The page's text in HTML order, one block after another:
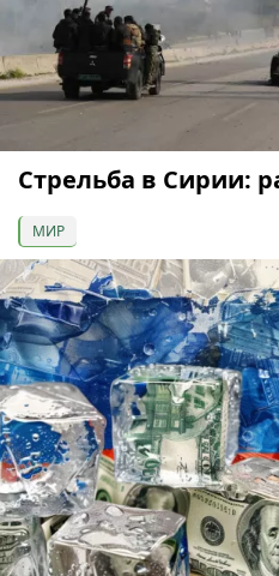
Стрельба в Сирии:
МИР